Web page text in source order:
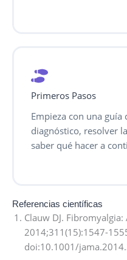
Primeros Pasos
Empieza con una guía
diagnóstico, resolver
saber qué hacer a
Referencias científicas
Clauw DJ. Fibromyalgia:
2014;311(15):1547-
doi:10.1001/